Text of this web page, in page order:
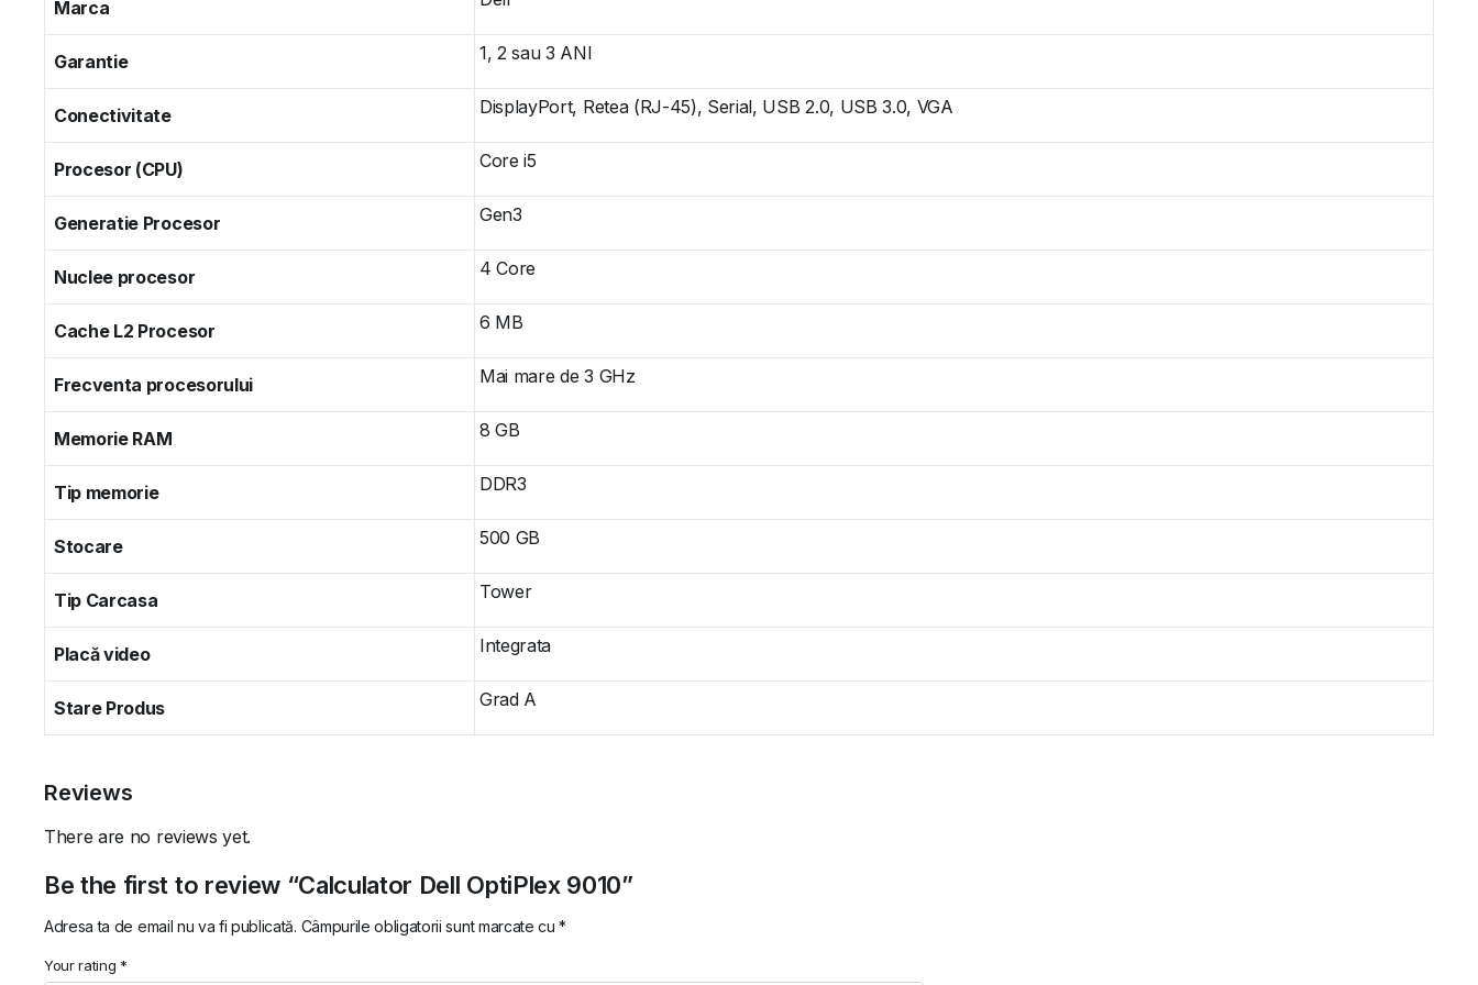
Marca
Garantie 1, 2 sau 3 ANI
Conectivitate DisplayPort, Retea (RJ-45), Serial, USB 2.0, USB 3.0, VGA
Procesor (CPU) Core i5
Generatie Procesor Gen3
Nuclee procesor 4 Core
Cache L2 Procesor 6 MB
Frecventa procesorului Mai mare de 3 GHz
Memorie RAM 8 GB
Tip memorie DDR3
Stocare 500 GB
Tip Carcasa Tower
Placă video Integrata
Stare Produs Grad A
Reviews
There are no reviews yet.
Be the first to review “Calculator Dell OptiPlex 9010”
Adresa ta de email nu va fi publicată. Câmpurile obligatorii sunt marcate cu*
Your rating *